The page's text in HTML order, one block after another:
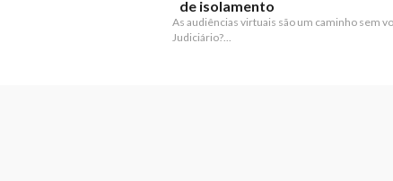
de isolamento
As audiências virtuais são um caminho sem
Judiciário?...